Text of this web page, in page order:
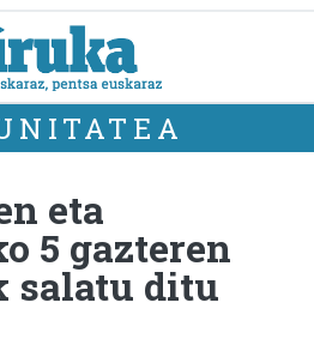
eta
5 gazteren
salatu ditu